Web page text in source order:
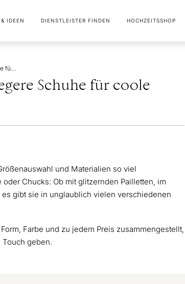
IDEEN DIENSTLEISTER FINDEN HOCHZEITSSHOP
Braut Sneaker: Bequeme & legere Schuhe für coole Bräute
Schuhe für coole
und Materialien so viel
Chucks: Ob mit glitzernden Pailletten, im
gibt sie in unglaublich vielen verschiedenen
Farbe und zu jedem Preis zusammengestellt,
geben.